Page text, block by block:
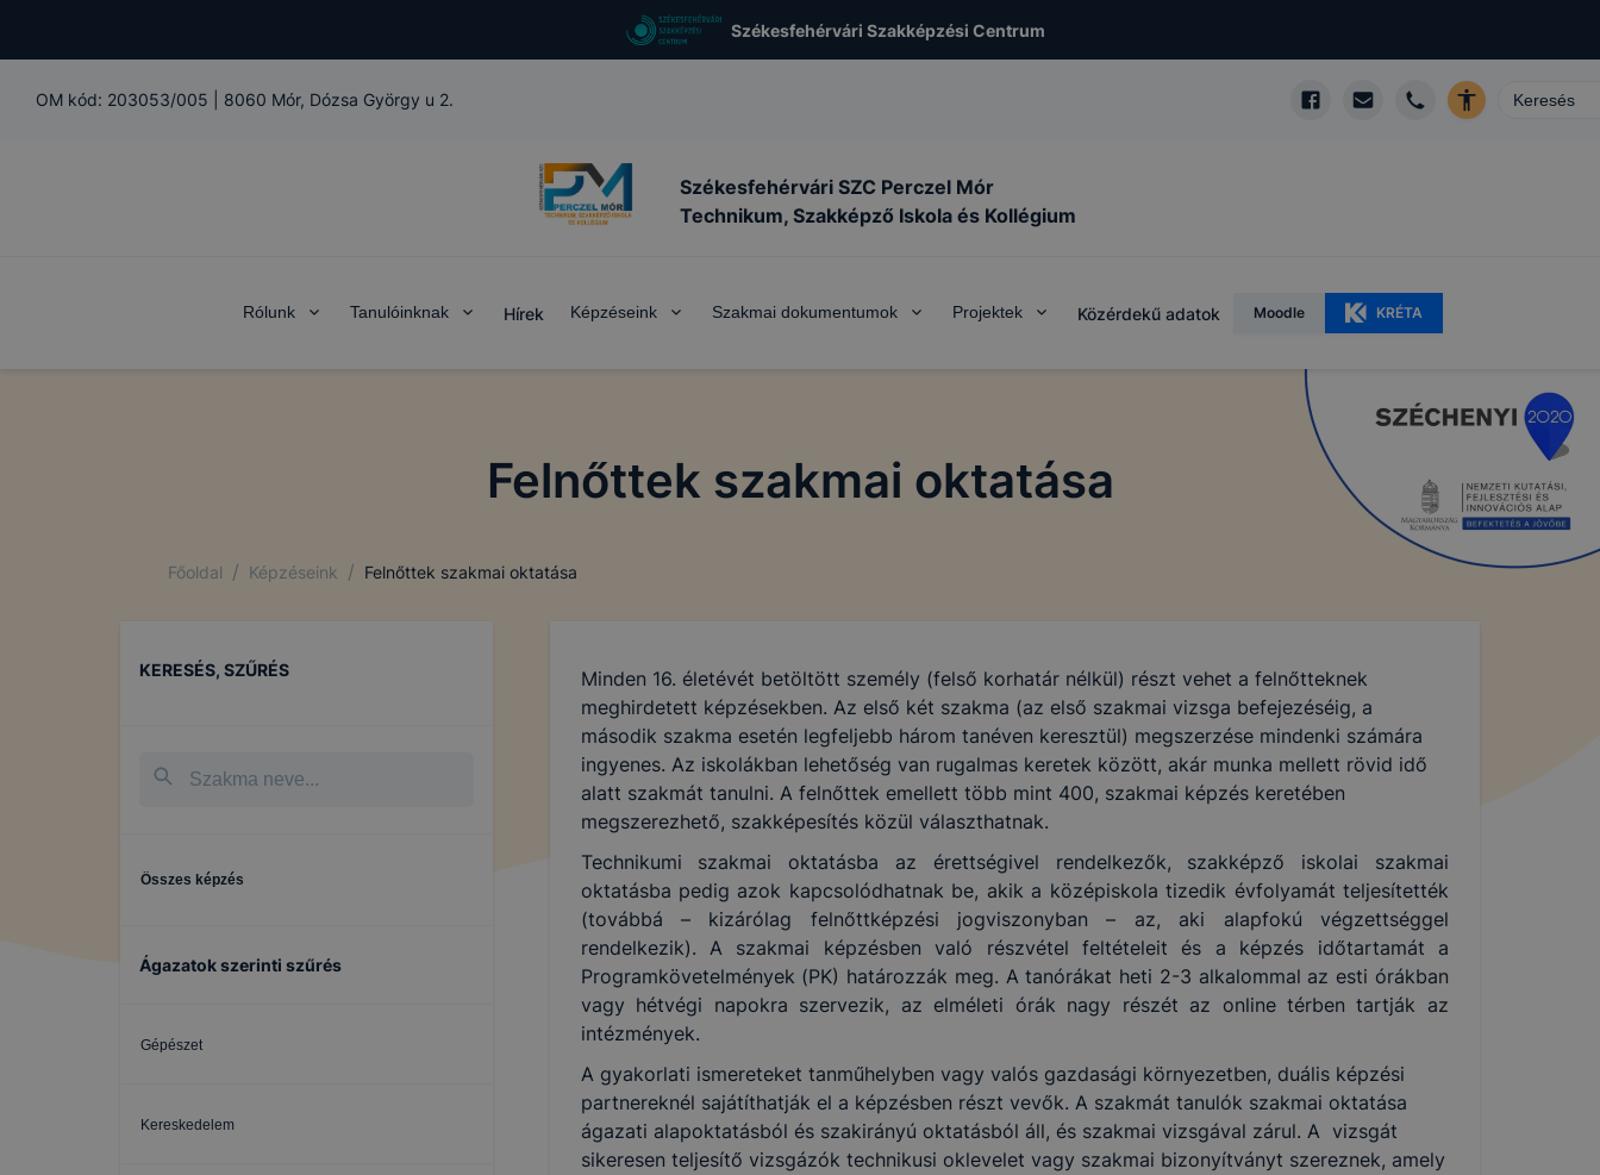
Székesfehérvári Szakképzési Centrum
OM kód: 203053/005 8060 Mór, Dózsa György u 2.
Székesfehérvári SZC Perczel Mór
Technikum, Szakképző Iskola és Kollégium
Rólunk Tanulóinknak Hírek Képzéseink Szakmai dokumentumok Projektek Közérdekű adatok Moodle KRÉTA
Felnőttek szakmai oktatása
Főoldal / Képzéseink / Felnőttek szakmai oktatása
KERESÉS, SZŰRÉS
Összes képzés
Ágazatok szerinti szűrés
Gépészet
Kereskedelem
Minden 16. életévét betöltött személy (felső korhatár nélkül) részt vehet a felnőtteknek
meghirdetett képzésekben. Az első két szakma (az első szakmai vizsga befejezéséig, a
második szakma esetén legfeljebb három tanéven keresztül) megszerzése mindenki számára
ingyenes. Az iskolákban lehetőség van rugalmas keretek között, akár munka mellett rövid idő
alatt szakmát tanulni. A felnőttek emellett több mint 400, szakmai képzés keretében
megszerezhető, szakképesítés közül választhatnak.
Technikumi szakmai oktatásba az érettségivel rendelkezők, szakképző iskolai szakmai
oktatásba pedig azok kapcsolódhatnak be, akik a középiskola tizedik évfolyamát teljesítették
(továbbá – kizárólag felnőttképzési jogviszonyban – az, aki alapfokú végzettséggel
rendelkezik). A szakmai képzésben való részvétel feltételeit és a képzés időtartamát a
Programkövetelmények (PK) határozzák meg. A tanórákat heti 2-3 alkalommal az esti órákban
vagy hétvégi napokra szervezik, az elméleti órák nagy részét az online térben tartják az
intézmények.
A gyakorlati ismereteket tanműhelyben vagy valós gazdasági környezetben, duális képzési
partnereknél sajátíthatják el a képzésben részt vevők. A szakmát tanulók szakmai oktatása
ágazati alapoktatásból és szakirányú oktatásból áll, és szakmai vizsgával zárul. A vizsgát
sikeresen teljesítő vizsgázók technikusi oklevelet vagy szakmai bizonyítványt szereznek, amely